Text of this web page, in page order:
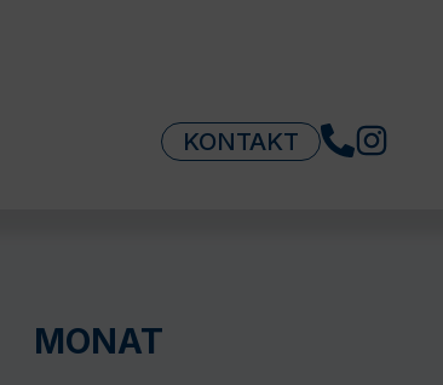
KONTAKT
MONAT